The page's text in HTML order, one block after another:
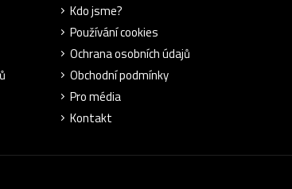
Kdo jsme?
Používání cookies
Ochrana osobních údajů
Obchodní podmínky
Pro média
Kontakt